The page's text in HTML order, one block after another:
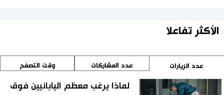
الأكثر تفاعلا
عدد الزيارات عدد المشاركات وقت التصفح
لماذا يرغب معظم اليابانيين فوق